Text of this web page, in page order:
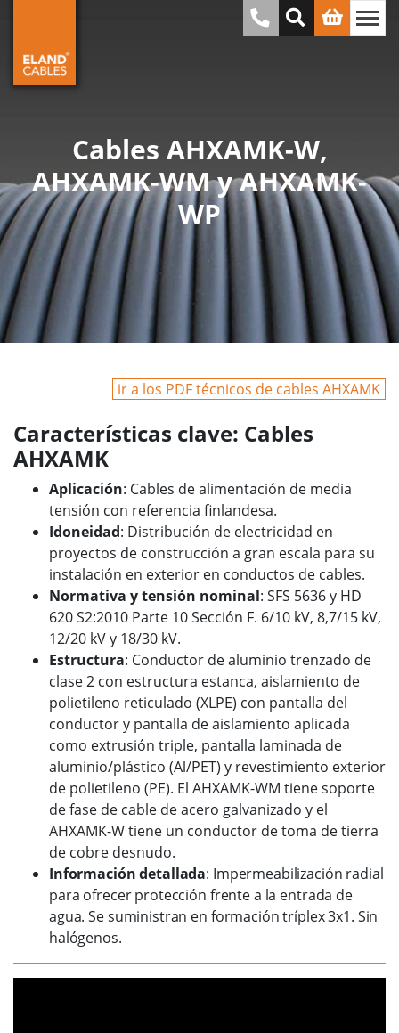
Cables AHXAMK-W,
AHXAMK-WM y AHXAMK-
WP
ir a los PDF técnicos de cables AHXAMK
Características clave: Cables
AHXAMK
Aplicación: Cables de alimentación de media
tensión con referencia finlandesa.
Idoneidad: Distribución de electricidad en
proyectos de construcción a gran escala para su
instalación en exterior en conductos de cables.
Normativa y tensión nominal: SFS 5636 y HD
620 S2:2010 Parte 10 Sección F. 6/10 kV, 8,7/15 kV,
12/20 kV y 18/30 kV.
Estructura: Conductor de aluminio trenzado de
clase 2 con estructura estanca, aislamiento de
polietileno reticulado (XLPE) con pantalla del
conductor y pantalla de aislamiento aplicada
como extrusión triple, pantalla laminada de
aluminio/plástico (Al/PET) y revestimiento exterior
de polietileno (PE). El AHXAMK-WM tiene soporte
de fase de cable de acero galvanizado y el
AHXAMK-W tiene un conductor de toma de tierra
de cobre desnudo.
Información detallada: Impermeabilización radial
para ofrecer protección frente a la entrada de
agua. Se suministran en formación tríplex 3x1. Sin
halógenos.